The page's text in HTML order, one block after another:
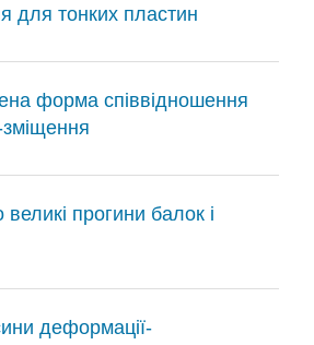
для тонких пластин
форма співвідношення
прогини балок і
деформації-